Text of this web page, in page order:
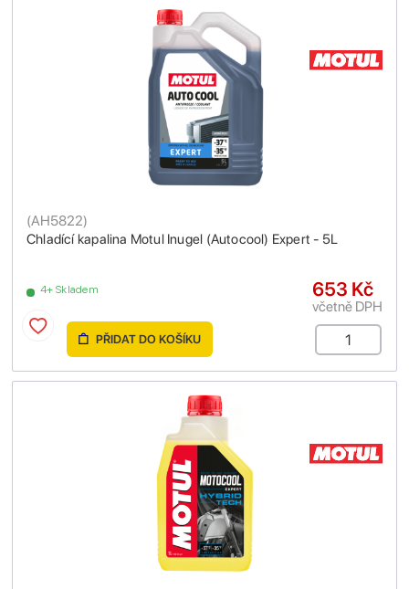
Chladící kapalina Motul Inugel (Autocool) Expert - 5L
(AH5822)
4+ Skladem 653 Kč
včetně DPH
PŘIDAT DO KOŠÍKU